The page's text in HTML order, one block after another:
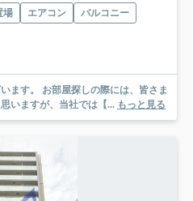
場 エアコン
バルコニー
には、皆さま
いますが、当社では【... もっと見る